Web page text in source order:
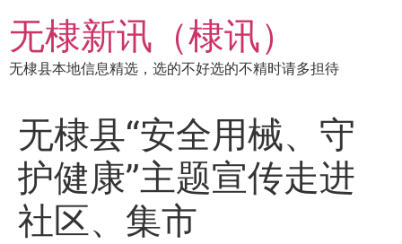
到
内
容
无棣新讯（棣讯）
无棣县本地信息精选，选的不好选的不精时请多担待
无棣县“安全用械、守
护健康”主题宣传走进
社区、集市